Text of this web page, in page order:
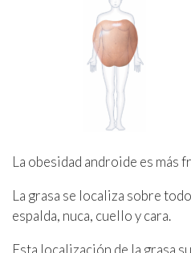
La obesidad androide es más
La grasa se localiza sobre
espalda, nuca, cuello y cara.
Esta localización de la grasa